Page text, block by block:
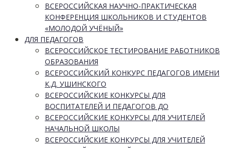
ВСЕРОССИЙСКАЯ НАУЧНО-ПРАКТИЧЕСКАЯ
КОНФЕРЕНЦИЯ ШКОЛЬНИКОВ И СТУДЕНТОВ
«МОЛОДОЙ УЧЁНЫЙ»
ДЛЯ ПЕДАГОГОВ
ВСЕРОССИЙСКОЕ ТЕСТИРОВАНИЕ РАБОТНИКОВ
ОБРАЗОВАНИЯ
ВСЕРОССИЙСКИЙ КОНКУРС ПЕДАГОГОВ ИМЕНИ
К.Д. УШИНСКОГО
ВСЕРОССИЙСКИЕ КОНКУРСЫ ДЛЯ
ВОСПИТАТЕЛЕЙ И ПЕДАГОГОВ ДО
ВСЕРОССИЙСКИЕ КОНКУРСЫ ДЛЯ УЧИТЕЛЕЙ
НАЧАЛЬНОЙ ШКОЛЫ
ВСЕРОССИЙСКИЕ КОНКУРСЫ ДЛЯ УЧИТЕЛЕЙ